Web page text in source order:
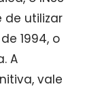
de utilizar
1994, o
A
vale